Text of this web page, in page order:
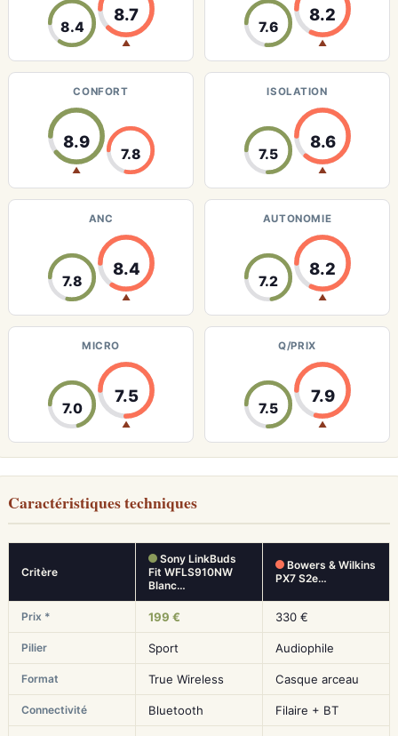
8.4
8.7
▲
7.6
8.2
▲
CONFORT
8.9
▲
7.8
ISOLATION
7.5
8.6
▲
ANC
7.8
8.4
▲
AUTONOMIE
7.2
8.2
▲
MICRO
7.0
7.5
▲
Q/PRIX
7.5
7.9
▲
Caractéristiques techniques
Critère
Sony LinkBuds
Fit WFLS910NW
Blanc…
Bowers & Wilkins
PX7 S2e…
Prix * 199 € 330 €
Pilier Sport Audiophile
Format True Wireless Casque arceau
Connectivité Bluetooth Filaire + BT